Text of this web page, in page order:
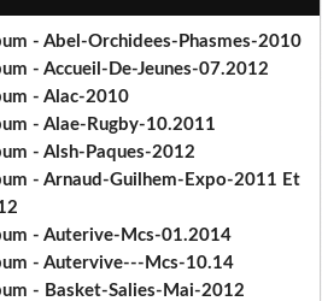
- Abel-Orchidees-Phasmes-2010
- Accueil-De-Jeunes-07.2012
- Alac-2010
- Alae-Rugby-10.2011
- Alsh-Paques-2012
- Arnaud-Guilhem-Expo-2011 Et
- Auterive-Mcs-01.2014
- Autervive---Mcs-10.14
- Basket-Salies-Mai-2012